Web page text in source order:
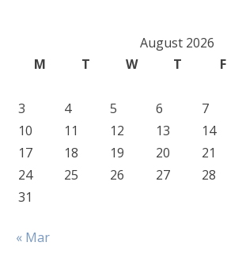
August 2026
M
T W T F
3
4 5 6 7
10
11 12 13 14
17
18 19 20 21
24
25 26 27 28
31
« Mar